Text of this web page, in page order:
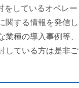
をしているオペレー
関する情報を発信し
種の導入事例等、
している方は是非ご